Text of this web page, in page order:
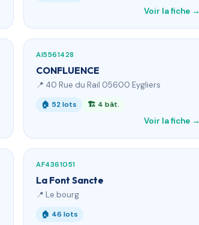
Voir la fiche →
AI5561428
CONFLUENCE
📍 40 Rue du Rail 05600 Eygliers
🏠 52 lots 🏗 4 bât.
Voir la fiche →
AF4361051
La Font Sancte
📍 Le bourg
🏠 46 lots